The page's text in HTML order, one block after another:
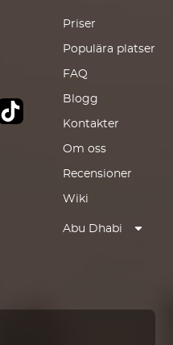
Priser
Populära platser
FAQ
Blogg
Kontakter
Om oss
Recensioner
Wiki
Abu Dhabi